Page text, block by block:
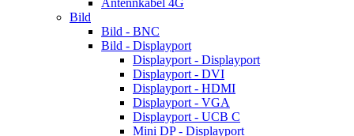
Antennkabel 4G
Bild
Bild - BNC
Bild - Displayport
Displayport - Displayport
Displayport - DVI
Displayport - HDMI
Displayport - VGA
Displayport - UCB C
Mini DP - Displayport